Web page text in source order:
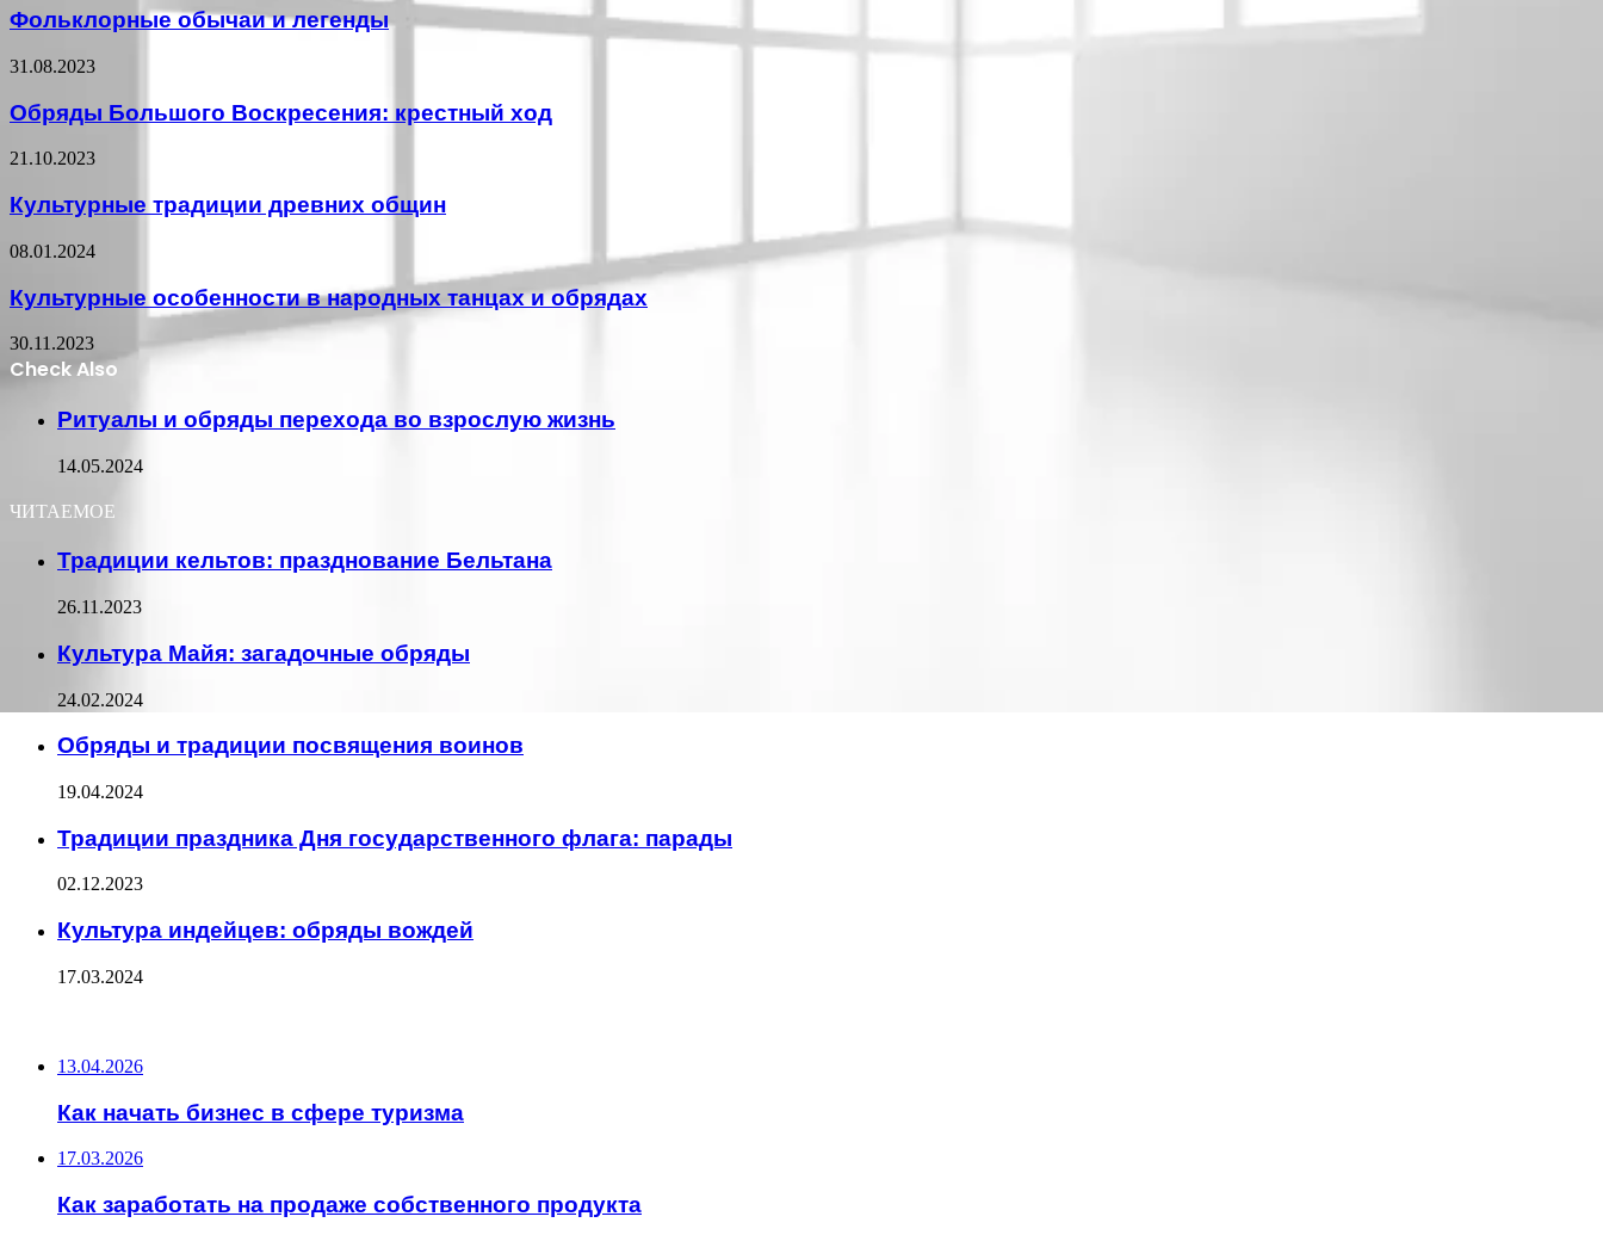
Фольклорные обычаи и легенды
31.08.2023
Обряды Большого Воскресения: крестный ход
21.10.2023
Культурные традиции древних общин
08.01.2024
Культурные особенности в народных танцах и обрядах
30.11.2023
Check Also
Ритуалы и обряды перехода во взрослую жизнь
14.05.2024
ЧИТАЕМОЕ
Традиции кельтов: празднование Бельтана
26.11.2023
Культура Майя: загадочные обряды
24.02.2024
Обряды и традиции посвящения воинов
19.04.2024
Традиции праздника Дня государственного флага: парады
02.12.2023
Культура индейцев: обряды вождей
17.03.2024
13.04.2026
Как начать бизнес в сфере туризма
17.03.2026
Как заработать на продаже собственного продукта